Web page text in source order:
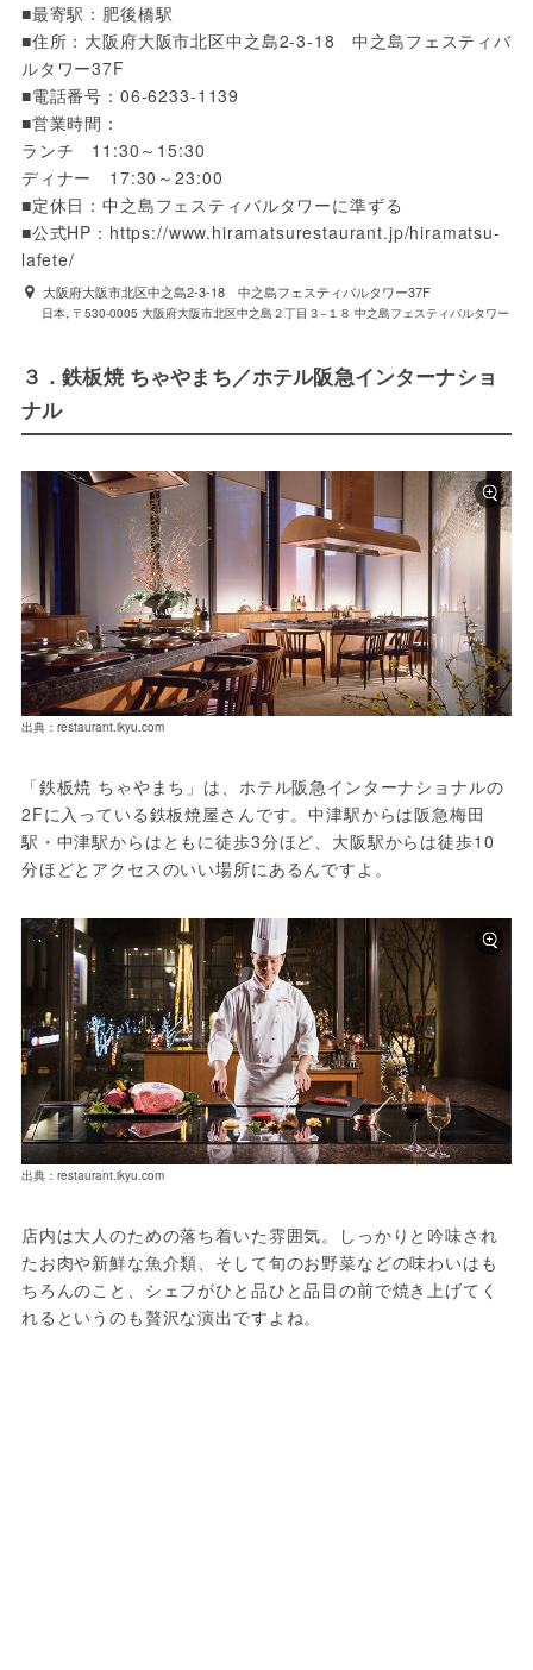
■最寄駅：肥後橋駅
■住所：大阪府大阪市北区中之島2-3-18　中之島フェスティバ
ルタワー37F
■電話番号：06-6233-1139
■営業時間：
ランチ　11:30～15:30
ディナー　17:30～23:00
■定休日：中之島フェスティバルタワーに準ずる
■公式HP：https://www.hiramatsurestaurant.jp/hiramatsu-
lafete/
大阪府大阪市北区中之島2-3-18 中之島フェスティバルタワー37F
日本, 〒530-0005 大阪府大阪市北区中之島２丁目３−１８ 中之島フェスティバルタワー
３．鉄板焼 ちゃやまち／ホテル阪急インターナショ
ナル
出典：restaurant.ikyu.com
「鉄板焼 ちゃやまち」は、ホテル阪急インターナショナルの
2Fに入っている鉄板焼屋さんです。中津駅からは阪急梅田
駅・中津駅からはともに徒歩3分ほど、大阪駅からは徒歩10
分ほどとアクセスのいい場所にあるんですよ。
出典：restaurant.ikyu.com
店内は大人のための落ち着いた雰囲気。しっかりと吟味され
たお肉や新鮮な魚介類、そして旬のお野菜などの味わいはも
ちろんのこと、シェフがひと品ひと品目の前で焼き上げてく
れるというのも贅沢な演出ですよね。